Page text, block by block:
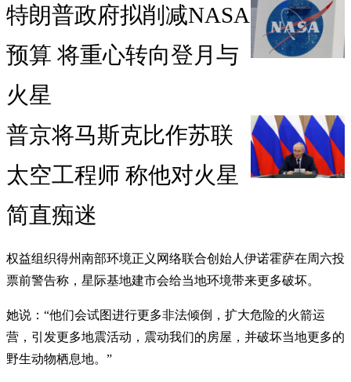
特朗普政府拟削减NASA
预算 将重心转向登月与
火星
普京将马斯克比作苏联
太空工程师 称他对火星
简直痴迷
权益组织得州南部环境正义网络联合创始人伊诺霍萨在周六投
票前警告称，星际基地建市会给当地环境带来更多破坏。
她说：“他们会试图进行更多非法倾倒，扩大危险的火箭运
营，引发更多地震活动，震动我们的房屋，并破坏当地更多的
野生动物栖息地。”